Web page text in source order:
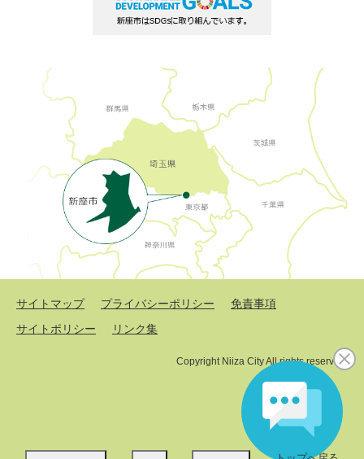
サイトマップ プライバシーポリシー
免責事項
サイトポリシー
リンク集
Copyright Niiza City All rights reserved.